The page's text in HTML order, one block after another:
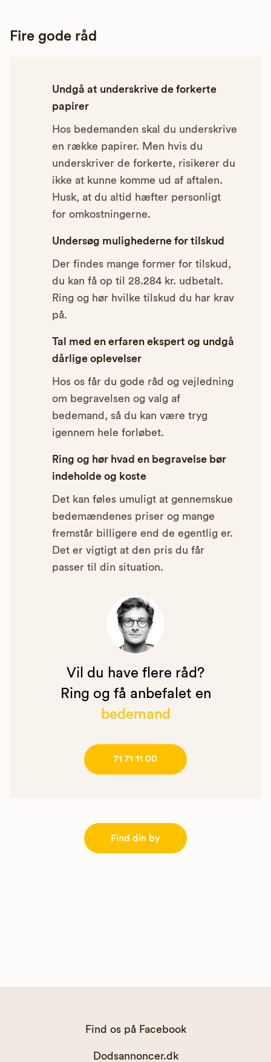
Fire gode råd
Undgå at underskrive de forkerte
papirer
Hos bedemanden skal du underskrive
en række papirer. Men hvis du
underskriver de forkerte, risikerer du
ikke at kunne komme ud af aftalen.
Husk, at du altid hæfter personligt
for omkostningerne.
Undersøg mulighederne for tilskud
Der findes mange former for tilskud,
du kan få op til 28.284 kr. udbetalt.
Ring og hør hvilke tilskud du har krav
på.
Tal med en erfaren ekspert og undgå
dårlige oplevelser
Hos os får du gode råd og vejledning
om begravelsen og valg af
bedemand, så du kan være tryg
igennem hele forløbet.
Ring og hør hvad en begravelse bør
indeholde og koste
Det kan føles umuligt at gennemskue
bedemændenes priser og mange
fremstår billigere end de egentlig er.
Det er vigtigt at den pris du får
passer til din situation.
Vil du have flere råd?
Ring og få anbefalet en
bedemand
71 71 11 00
Find din by
Find os på Facebook
Dodsannoncer.dk